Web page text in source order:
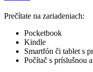
Prečítate na zariadeniach:
Pocketbook
Kindle
Smartfón či tablet s
Počítač s príslušnou